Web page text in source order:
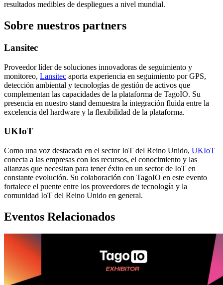
resultados medibles de despliegues a nivel mundial.
Sobre nuestros partners
Lansitec
Proveedor líder de soluciones innovadoras de seguimiento y
monitoreo, Lansitec aporta experiencia en seguimiento por GPS,
detección ambiental y tecnologías de gestión de activos que
complementan las capacidades de la plataforma de TagoIO. Su
presencia en nuestro stand demuestra la integración fluida entre la
excelencia del hardware y la flexibilidad de la plataforma.
UKIoT
Como una voz destacada en el sector IoT del Reino Unido, UKIoT
conecta a las empresas con los recursos, el conocimiento y las
alianzas que necesitan para tener éxito en un sector de IoT en
constante evolución. Su colaboración con TagoIO en este evento
fortalece el puente entre los proveedores de tecnología y la
comunidad IoT del Reino Unido en general.
Eventos Relacionados